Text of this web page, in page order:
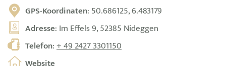
GPS-Koordinaten: 50.686125, 6.483179
Adresse: Im Effels 9, 52385 Nideggen
Telefon:+ 49 2427 3301150